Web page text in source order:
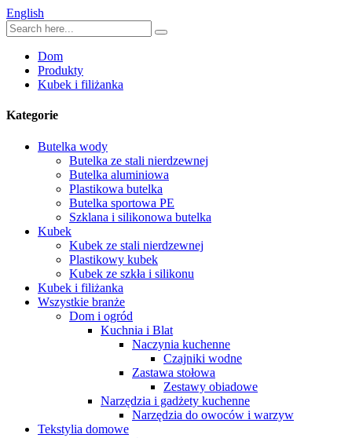
English
Dom
Produkty
Kubek i filiżanka
Kategorie
Butelka wody
Butelka ze stali nierdzewnej
Butelka aluminiowa
Plastikowa butelka
Butelka sportowa PE
Szklana i silikonowa butelka
Kubek
Kubek ze stali nierdzewnej
Plastikowy kubek
Kubek ze szkła i silikonu
Kubek i filiżanka
Wszystkie branże
Dom i ogród
Kuchnia i Blat
Naczynia kuchenne
Czajniki wodne
Zastawa stołowa
Zestawy obiadowe
Narzędzia i gadżety kuchenne
Narzędzia do owoców i warzyw
Tekstylia domowe